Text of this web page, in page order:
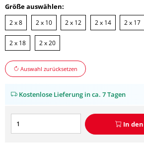
Größe auswählen:
2 x 8 2 x 10 2 x 12 2 x 14 2 x 17
2 x 18 2 x 20
Auswahl zurücksetzen
Kostenlose Lieferung in ca. 7 Tagen
In den